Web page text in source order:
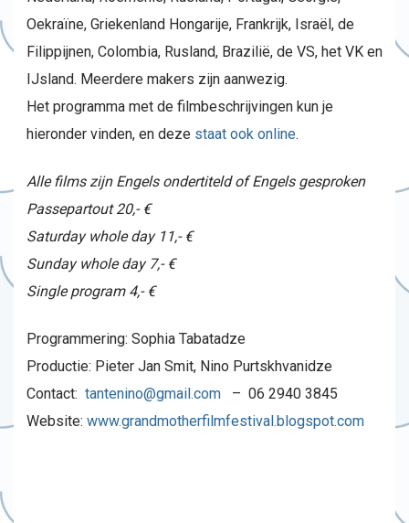
Oekraïne, Griekenland Hongarije, Frankrijk, Israël, de
Filippijnen, Colombia, Rusland, Brazilië, de VS, het VK en
IJsland. Meerdere makers zijn aanwezig.
Het programma met de filmbeschrijvingen kun je
hieronder vinden, en deze staat ook online.
Alle films zijn Engels ondertiteld of Engels gesproken
Passepartout 20,- €
Saturday whole day 11,- €
Sunday whole day 7,- €
Single program 4,- €
Programmering: Sophia Tabatadze
Productie: Pieter Jan Smit, Nino Purtskhvanidze
Contact: tantenino@gmail.com – 06 2940 3845
Website: www.grandmotherfilmfestival.blogspot.com